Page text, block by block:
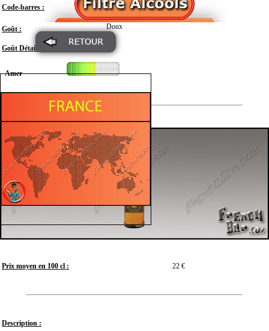
Code-barres : 3047100001008
Goût : Doux
Goût Détail :
Amer
Prix moyen en 100 cl : 22 €
Description :